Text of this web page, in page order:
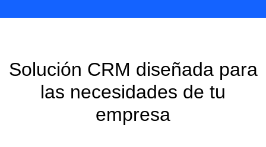
Solución CRM diseñada para
las necesidades de tu
empresa